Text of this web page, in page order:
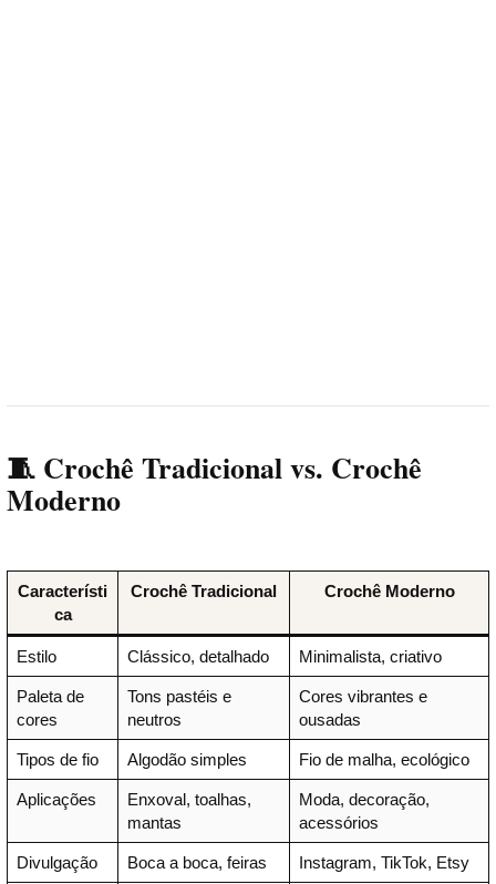
🧵 Crochê Tradicional vs. Crochê
Moderno
Característi
ca
Crochê Tradicional Crochê Moderno
Estilo Clássico, detalhado Minimalista, criativo
Paleta de
cores
Tons pastéis e
neutros
Cores vibrantes e
ousadas
Tipos de fio Algodão simples Fio de malha, ecológico
Aplicações
Enxoval, toalhas,
mantas
Moda, decoração,
acessórios
Divulgação Boca a boca, feiras Instagram, TikTok, Etsy